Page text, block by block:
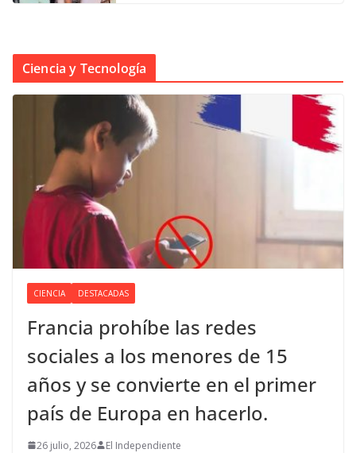
Ciencia y Tecnología
CIENCIA DESTACADAS
Francia prohíbe las redes
sociales a los menores de 15
años y se convierte en el primer
país de Europa en hacerlo.
26 julio, 2026 El Independiente